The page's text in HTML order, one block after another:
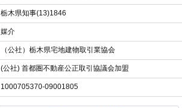
栃木県知事(13)1846
媒介
（公社）栃木県宅地建物取引業協会
(公社) 首都圏不動産公正取引協議会加盟
1000705370-09001805